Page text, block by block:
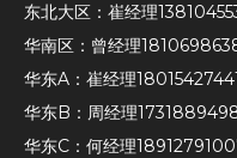
东北大区：崔经理
华南区：曾经理
华东A：崔经理
华东B：周经理
华东C：何经理